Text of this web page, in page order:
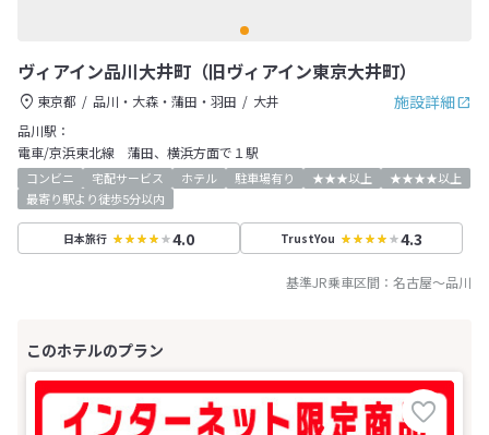
ヴィアイン品川大井町（旧ヴィアイン東京大井町）
施設詳細
東京都 品川・大森・蒲田・羽田
大井
品川駅：
電車/京浜東北線 蒲田、横浜方面で１駅
コンビニ 宅配サービス ホテル 駐車場有り ★★★以上
★★★★以上
最寄り駅より徒歩5分以内
日本旅行 4.0 TrustYou 4.3
基準JR乗車区間： 名古屋～品川